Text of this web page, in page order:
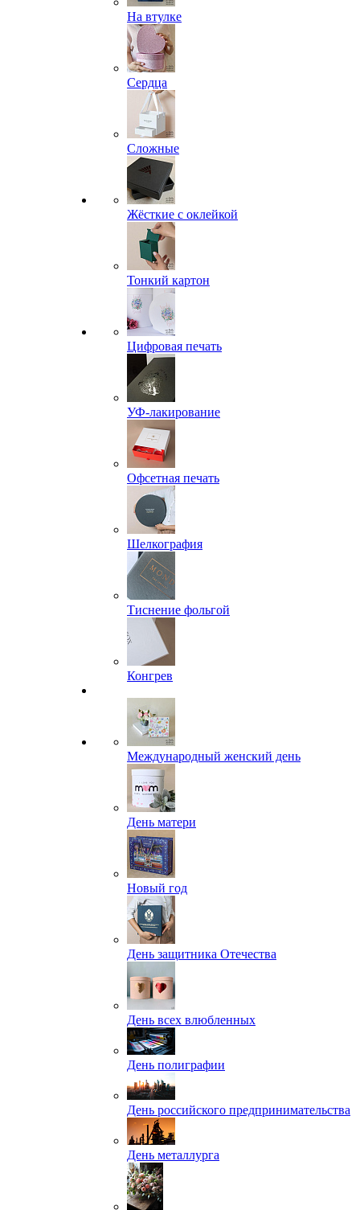
На втулке
Сердца
Сложные
Жёсткие с оклейкой
Тонкий картон
Цифровая печать
УФ-лакирование
Офсетная печать
Шелкография
Тиснение фольгой
Конгрев
Международный женский день
День матери
Новый год
День защитника Отечества
День всех влюбленных
День полиграфии
День российского предпринимательства
День металлурга